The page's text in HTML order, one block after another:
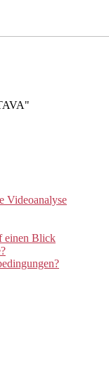
Videoanalyse
einen Blick